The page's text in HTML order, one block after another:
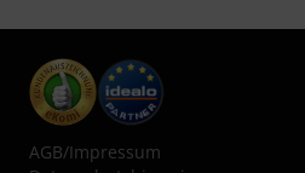
AGB/Impressum